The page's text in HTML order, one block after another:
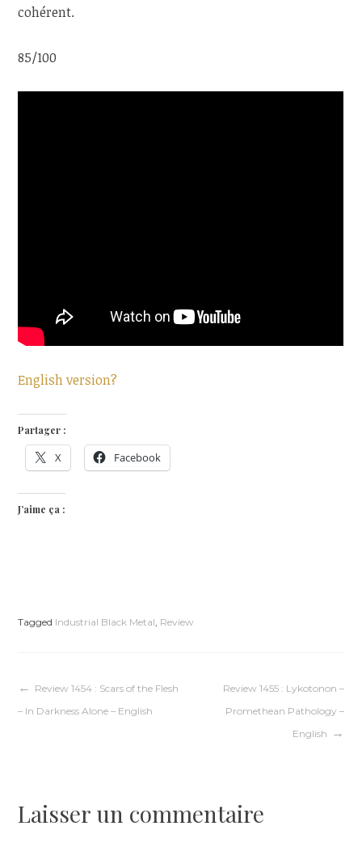
cohérent.
85/100
English version?
Partager :
X Facebook
J’aime ça :
Tagged Industrial Black Metal Review
Navigation
Review 1454 : Scars of the Flesh
– In Darkness Alone – English
Review 1455 : Lykotonon –
Promethean Pathology –
English
Laisser un commentaire